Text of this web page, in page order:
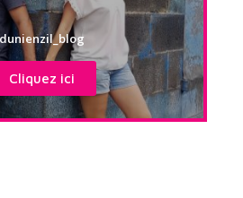
Cliquez ici